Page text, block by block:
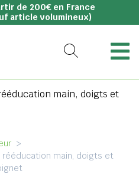
de 200€ en France
article volumineux)
main, doigts et
>
main, doigts et